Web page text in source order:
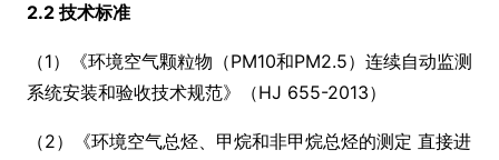
2.2 技术标准
（1）《环境空气颗粒物（PM10和PM2.5）连续自动监测
系统安装和验收技术规范》（HJ 655-2013）
（2）《环境空气总烃、甲烷和非甲烷总烃的测定 直接进